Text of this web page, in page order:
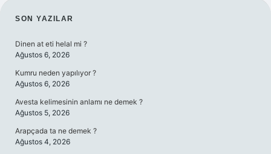
SIDEBAR
SON YAZILAR
Dinen at eti helal mi ?
Ağustos 6, 2026
Kumru neden yapılıyor ?
Ağustos 6, 2026
Avesta kelimesinin anlamı ne demek ?
Ağustos 5, 2026
Arapçada ta ne demek ?
Ağustos 4, 2026